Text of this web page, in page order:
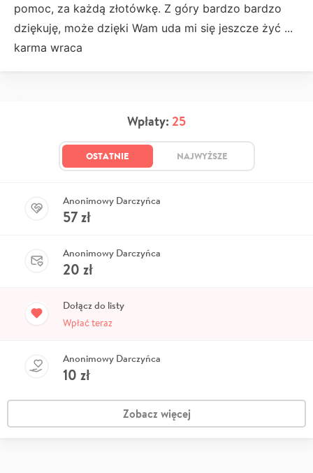
pomoc, za każdą złotówkę. Z góry bardzo bardzo
dziękuję, może dzięki Wam uda mi się jeszcze żyć ...
karma wraca
Wpłaty: 25
OSTATNIE NAJWYŻSZE
Anonimowy Darczyńca
57zł
Anonimowy Darczyńca
20 zł
Dołącz do listy
Wpłać teraz
Anonimowy Darczyńca
10 zł
Zobacz więcej